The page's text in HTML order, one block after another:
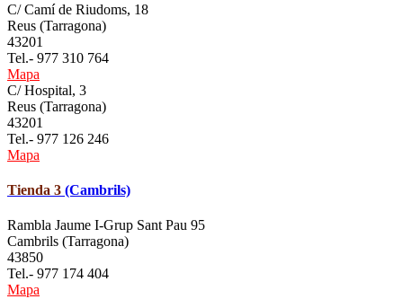
C/ Camí de Riudoms, 18
Reus (Tarragona)
43201
Tel.- 977 310 764
Mapa
C/ Hospital, 3
Reus (Tarragona)
43201
Tel.- 977 126 246
Mapa
Tienda 3 (Cambrils)
Rambla Jaume I-Grup Sant Pau 95
Cambrils (Tarragona)
43850
Tel.- 977 174 404
Mapa